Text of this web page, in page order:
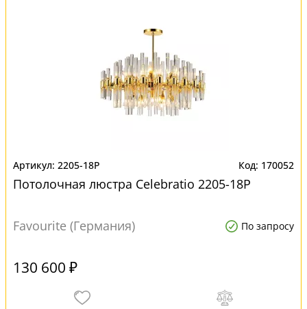
2205-18P 170052
Потолочная люстра Сelebratio 2205-18P
Favourite (Германия) По запросу
130 600 ₽